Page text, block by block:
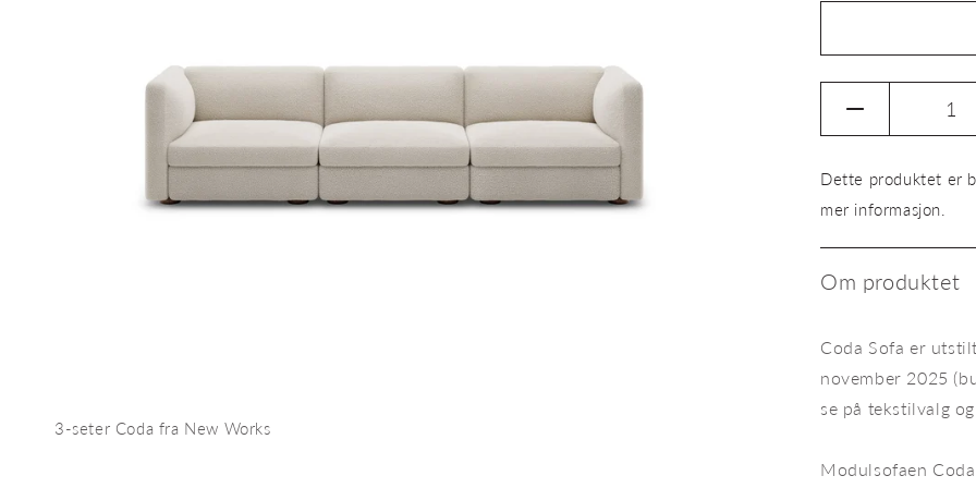
3-seter Coda fra New Works
antallet
Sofa
Coda
seter
Dette produktet er
mer informasjon.
Om produktet
Coda Sofa er
november 2025
se på tekstilvalg
Modulsofaen